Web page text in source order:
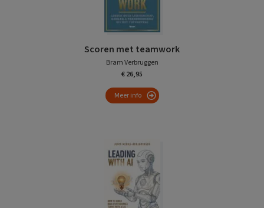
Scoren met teamwork
Bram Verbruggen
€ 26,95
Meer info